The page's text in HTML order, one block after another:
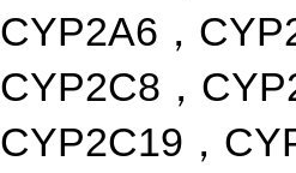
CYP2A6，
CYP2C8，
CYP2C19，